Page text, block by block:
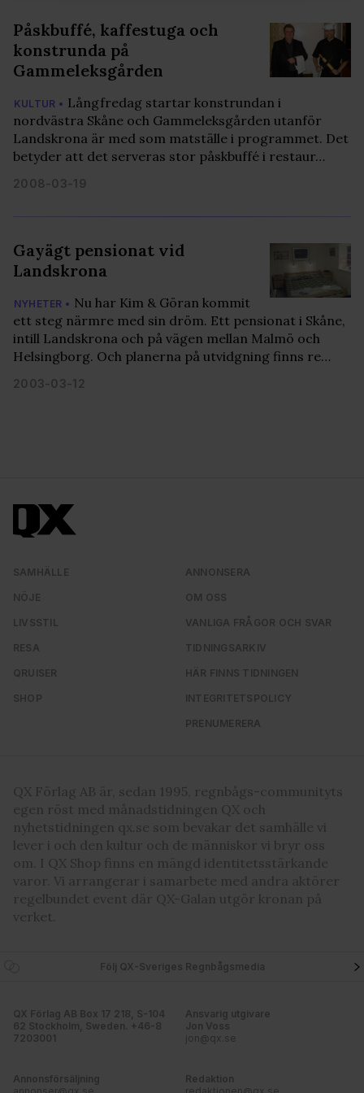
information från din enhet till de sociala medier och
annons- och analysföretag som vi samarbetar med.
Dessa kan i sin tur kombinera informationen med annan
samlat in när du har använt deras tjänster. Du godkänner
våra cookies vid fortsatt användande av vår webbplats.
Påskbuffé, kaffestuga och
konstrunda på
Gammeleksgården
KULTUR • Långfredag startar konstrundan i
nordvästra Skåne och Gammeleksgården utanför
Landskrona är med som matställe i programmet. Det
betyder att det serveras stor påskbuffé i restaur…
2008-03-19
Gayägt pensionat vid
Landskrona
NYHETER • Nu har Kim & Göran kommit
ett steg närmre med sin dröm. Ett pensionat i Skåne,
intill Landskrona och på vägen mellan Malmö och
Helsingborg. Och planerna på utvidgning finns re…
2003-03-12
SAMHÄLLE
NÖJE
LIVSSTIL
RESA
QRUISER
SHOP
ANNONSERA
OM OSS
VANLIGA FRÅGOR OCH SVAR
TIDNINGSARKIV
HÄR FINNS TIDNINGEN
INTEGRITETSPOLICY
PRENUMERERA
QX Förlag AB är, sedan 1995, regnbågs-communityts
egen röst med månadstidningen QX och
nyhetstidningen qx.se som bevakar det samhälle vi
lever i och den kultur och de människor vi bryr oss
om. I QX Shop finns en mängd identitetsstärkande
varor. Vi arrangerar i samarbete med andra aktörer
regelbundet event där QX-Galan utgör kronan på
verket.
Följ QX-Sveriges Regnbågsmedia
QX Förlag AB Box 17 218, S-104
62 Stockholm, Sweden. +46-8
7203001
Ansvarig utgivare
Jon Voss
jon@qx.se
Annonsförsäljning
Redaktion